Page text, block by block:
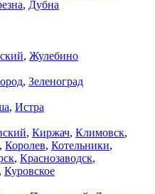
, Дубна
, Жулебино
, Зеленоград
, Истра
, Киржач, Климовск,
, Королев, Котельники,
, Краснозаводск,
, Куровское